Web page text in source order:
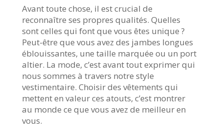
Avant toute chose, il est crucial de
reconnaître ses propres qualités. Quelles
sont celles qui font que vous êtes unique ?
Peut-être que vous avez des jambes longues
éblouissantes, une taille marquée ou un port
altier. La mode, c’est avant tout exprimer qui
nous sommes à travers notre style
vestimentaire. Choisir des vêtements qui
mettent en valeur ces atouts, c’est montrer
au monde ce que vous avez de meilleur en
vous.